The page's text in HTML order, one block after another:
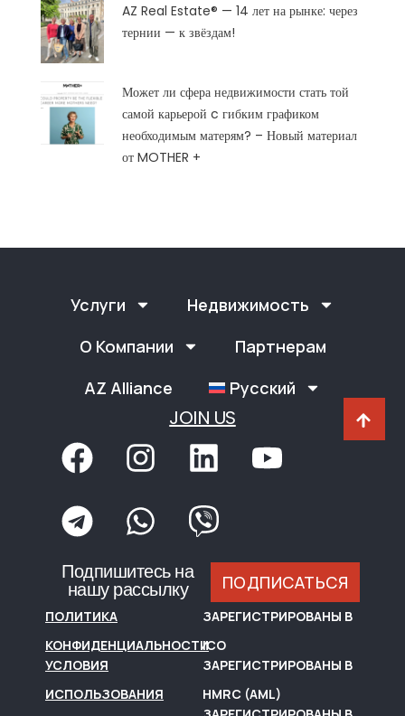
AZ Real Estate® — 14 лет на рынке: через
тернии — к звёздам!
Может ли сфера недвижимости стать той
самой карьерой c гибким графиком
необходимым матерям? – Новый материал
от MOTHER +
Услуги
Недвижимость
О Компании
Партнерам
AZ Alliance
Русский
JOIN US
Подпишитесь на
нашу рассылку ПОДПИСАТЬСЯ
ПОЛИТИКА
КОНФИДЕНЦИАЛЬНОСТИ
УСЛОВИЯ
ИСПОЛЬЗОВАНИЯ
ЗАРЕГИСТРИРОВАНЫ В
ICO
ЗАРЕГИСТРИРОВАНЫ В
HMRC (AML)